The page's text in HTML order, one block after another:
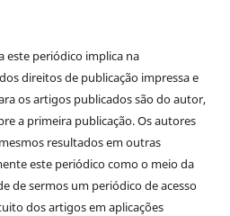
este periódico implica na
direitos de publicação impressa e
os artigos publicados são do autor,
a primeira publicação. Os autores
resultados em outras
este periódico como o meio da
de sermos um periódico de acesso
dos artigos em aplicações